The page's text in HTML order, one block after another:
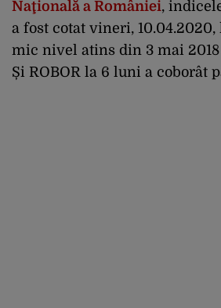
Naţională a României,
a fost cotat vineri, 10.04.2020,
mic nivel atins din 3 mai 2018
Și ROBOR la 6 luni a coborât